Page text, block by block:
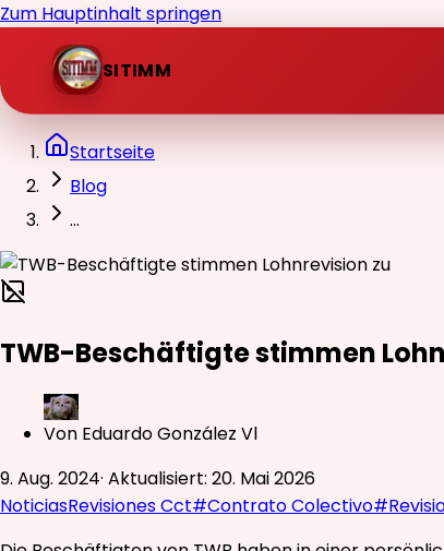
Zum Hauptinhalt springen
SITIMM
Startseite
Blog
...
TWB-Beschäftigte stimmen
Von Eduardo González Vl
9. Aug. 2024· Aktualisiert: 20. Mai 2026
NoticiasRevisiones Cct#Contrato Colectivo#